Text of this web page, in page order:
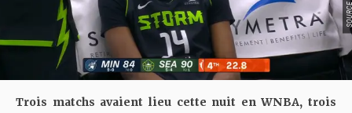
Trois matchs avaient lieu cette nuit en WNBA, trois